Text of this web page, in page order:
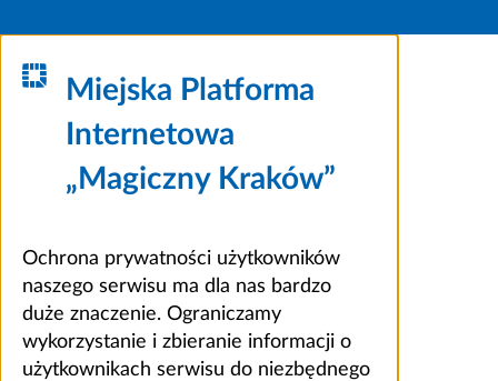
Miejska Platforma
Internetowa
„Magiczny Kraków”
Ochrona prywatności użytkowników
naszego serwisu ma dla nas bardzo
duże znaczenie. Ograniczamy
wykorzystanie i zbieranie informacji o
użytkownikach serwisu do niezbędnego